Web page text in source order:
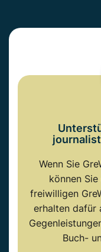
Wenn Sie
können
freiwilligen
erhalten dafür
Buch-